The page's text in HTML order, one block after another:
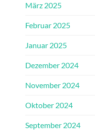
März 2025
Februar 2025
Januar 2025
Dezember 2024
November 2024
Oktober 2024
September 2024